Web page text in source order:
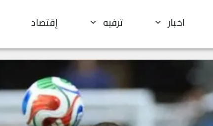
اخبار ترفيه إقتصاد